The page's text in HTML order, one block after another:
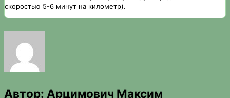
скоростью 5-6 минут на километр).
Автор: Арцимович Максим